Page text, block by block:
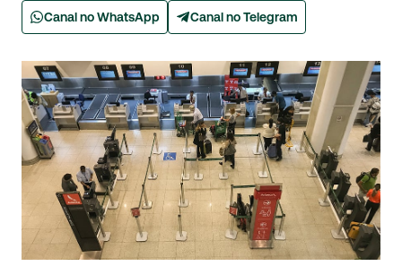
Canal no WhatsApp Canal no Telegram